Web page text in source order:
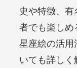
史や特徴、
者でも楽しめ
星座絵の活用
いても詳しく